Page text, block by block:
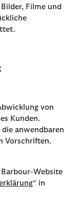
Filme und
von
Kunden.
anwendbaren
Vorschriften.
Barbour-Website
“ in